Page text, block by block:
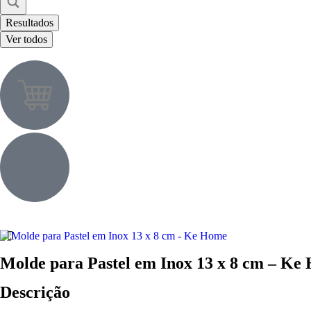
Resultados
Ver todos
Molde para Pastel em Inox 13 x 8 cm – Ke
Descrição